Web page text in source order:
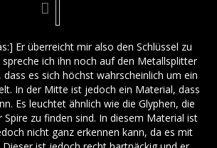
Er überreicht mir also den Schlüssel zu
spreche ich ihn noch auf den Metallsplitter
es sich höchst wahrscheinlich um ein
In der Mitte ist jedoch ein Material, dass
Es leuchtet ähnlich wie die Glyphen, die
Spire zu finden sind. In diesem Material ist
nicht ganz erkennen kann, da es mit